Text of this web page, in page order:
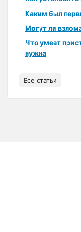
Каким был
Могут ли
Что умеет
нужна
Все статьи